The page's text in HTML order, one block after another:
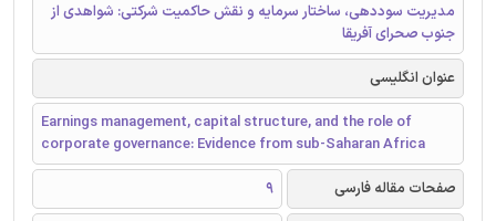
مدیریت سوددهی، ساختار سرمایه و نقش حاکمیت شرکتی: شواهدی از
جنوب صحرای آفریقا
عنوان انگلیسی
Earnings management, capital structure, and the role of
corporate governance: Evidence from sub-Saharan Africa
صفحات مقاله فارسی
9